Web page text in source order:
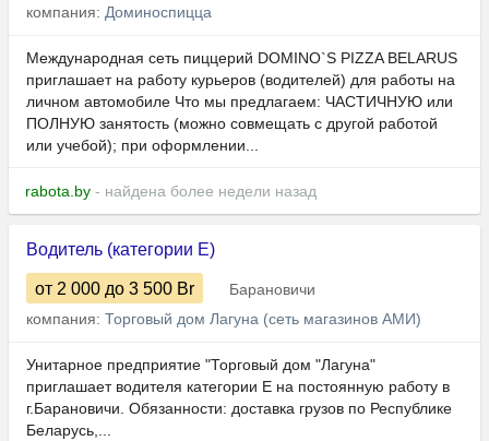
компания: Доминоспицца
Международная сеть пиццерий DOMINO`S PIZZA BELARUS
приглашает на работу курьеров (водителей) для работы на
личном автомобиле Что мы предлагаем: ЧАСТИЧНУЮ или
ПОЛНУЮ занятость (можно совмещать с другой работой
или учебой); при оформлении...
rabota.by - найдена более недели назад
Водитель (категории Е)
от 2 000 до 3 500 Br
Барановичи
компания: Торговый дом Лагуна (сеть магазинов АМИ)
Унитарное предприятие "Торговый дом "Лагуна"
приглашает водителя категории E на постоянную работу в
г.Барановичи. Обязанности: доставка грузов по Республике
Беларусь,...